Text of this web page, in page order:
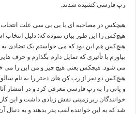
رپ فارسی کشیده شدند.
هیچکس در مصاحبه‌ ای با بی‌ بی‌ سی علت
هیچ‌کس را این طور بیان نموده که: دلیل انتخاب
هیچ‌کس هم این بود که می‌ خواستم یک تضادی به
بیاورم با تأثیری که تمایل دارم بگذارم و حرف‌
می شود. هیچکس یعنی هیچ چیز و من این را می
هیچ‌کس دو نفر از رپ کن‌ های دختر را به نام
و پانی را به رپ فارسی معرفی کرد و در انتشار
خوانندگان زیر زمینی نقش زیادی داشت و این
شد که به این خواننده لقب پدر بدهند و به دنبال